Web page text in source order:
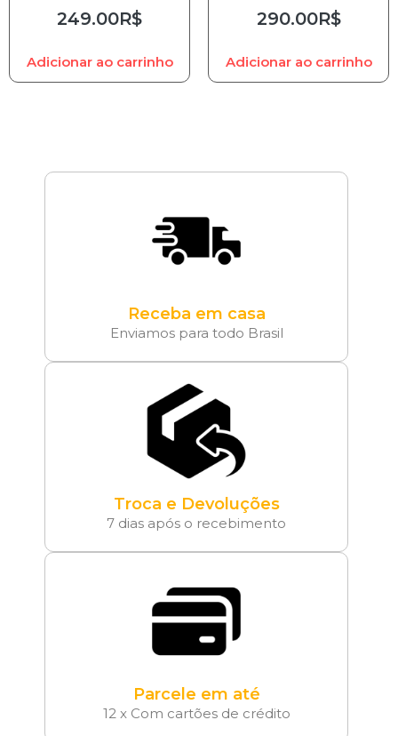
249.00R$
Adicionar ao carrinho
290.00R$
Adicionar ao carrinho
Receba em casa
Enviamos para todo Brasil
Troca e Devoluções
7 dias após o recebimento
Parcele em até
12 x Com cartões de crédito